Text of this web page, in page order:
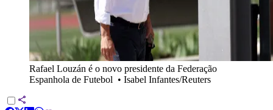
Rafael Louzán é o novo presidente da Federação
Espanhola de Futebol • Isabel Infantes/Reuters